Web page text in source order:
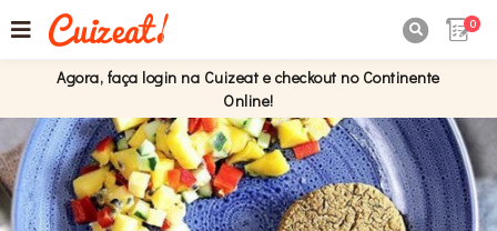
0
Agora, faça login na Cuizeat e checkout no Continente
Online!